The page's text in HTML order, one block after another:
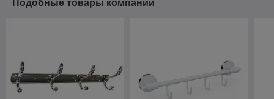
Подобные товары компании